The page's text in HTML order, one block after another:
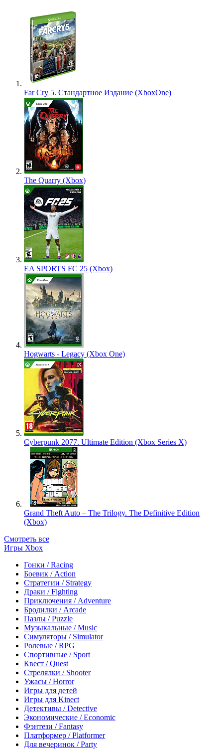
Far Cry 5. Стандартное Издание (XboxOne)
The Quarry (Xbox)
EA SPORTS FC 25 (Xbox)
Hogwarts - Legacy (Xbox One)
Cyberpunk 2077. Ultimate Edition (Xbox Series X)
Grand Theft Auto – The Trilogy. The Definitive Edition
(Xbox)
Смотреть все
Игры Xbox
Гонки / Racing
Боевик / Action
Стратегии / Strategy
Драки / Fighting
Приключения / Adventure
Бродилки / Arcade
Пазлы / Puzzle
Музыкальные / Music
Симуляторы / Simulator
Ролевые / RPG
Спортивные / Sport
Квест / Quest
Стрелялки / Shooter
Ужасы / Horror
Игры для детей
Игры для Kinect
Детективы / Detective
Экономические / Economic
Фэнтези / Fantasy
Платформер / Platformer
Для вечеринок / Party